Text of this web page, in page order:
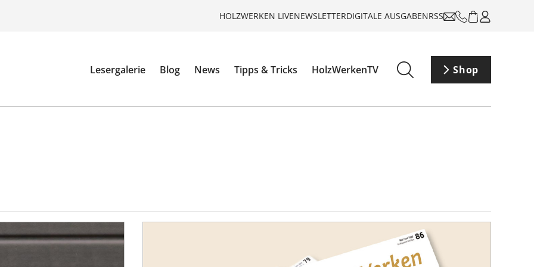
HOLZWERKEN LIVENEWSLETTERDIGITALE AUSGABENRSS
Lesergalerie Blog News Tipps & Tricks HolzWerkenTV Shop